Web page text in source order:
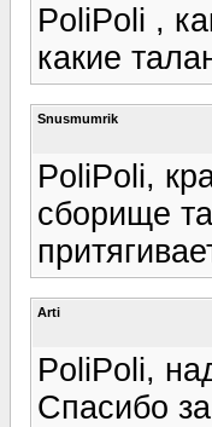
PoliPoli ,
какие
Snusmumrik
PoliPoli,
сборище
Arti
PoliPoli,
Спасибо